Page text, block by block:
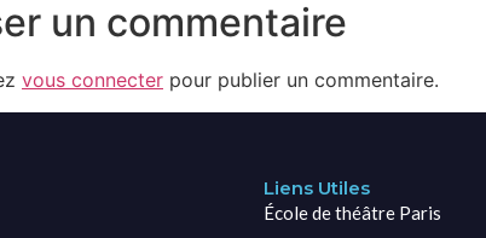
un commentaire
vous connecter pour publier un commentaire.
Liens Utiles
École de théâtre Paris